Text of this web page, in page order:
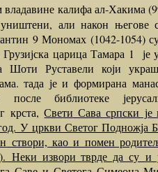
али након његове
9 Мономах (1042-1054)
Грузијска царица Тамара 1
Шоти Руставели који
тада је и формирана
после библиотеке
крста,Свети Сава српски је
У цркви Светог Подножја
створи, као и помен
Неки извори тврде да су и